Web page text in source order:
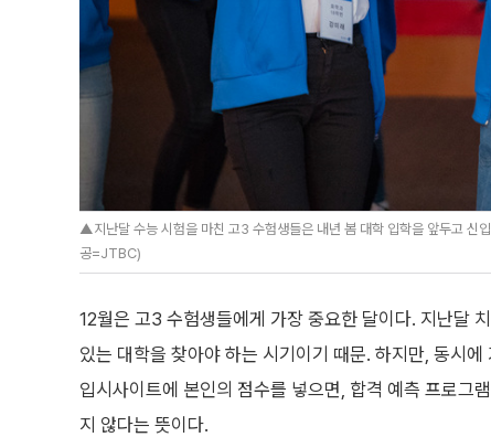
▲지난달 수능 시험을 마친 고3 수험생들은 내년 봄 대학 입학을 앞두고 신
공=JTBC)
12월은 고3 수험생들에게 가장 중요한 달이다. 지난달
있는 대학을 찾아야 하는 시기이기 때문. 하지만, 동시
입시사이트에 본인의 점수를 넣으면, 합격 예측 프로그
지 않다는 뜻이다.